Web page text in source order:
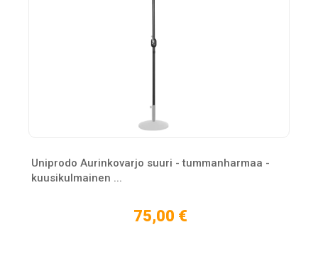
Uniprodo Aurinkovarjo suuri - tummanharmaa -
kuusikulmainen ...
75,00 €